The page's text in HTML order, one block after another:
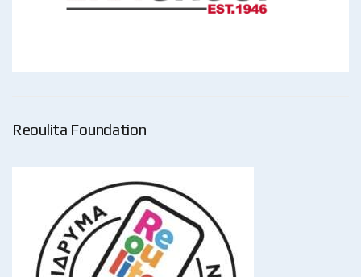
Reoulita Foundation